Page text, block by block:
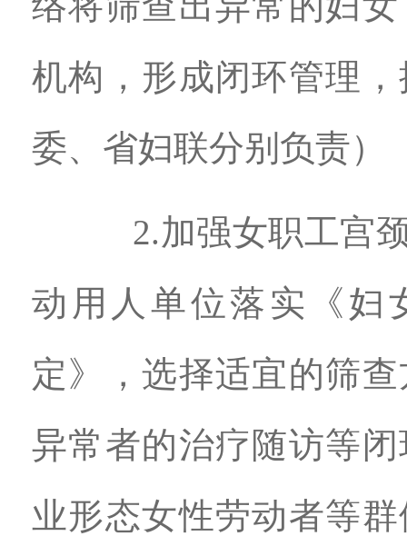
机构，形成闭环管理
委、省妇联分别负责）
2.加强女职工宫颈
动用人单位落实《妇
定》，选择适宜的筛
异常者的治疗随访等
业形态女性劳动者等